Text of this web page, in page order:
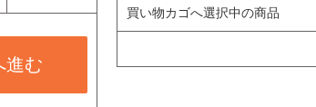
進む
買い物カゴへ選択中の商品